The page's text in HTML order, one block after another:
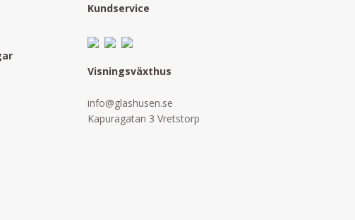
Kundservice
Visningsväxthus
info@glashusen.se
Kapuragatan 3 Vretstorp